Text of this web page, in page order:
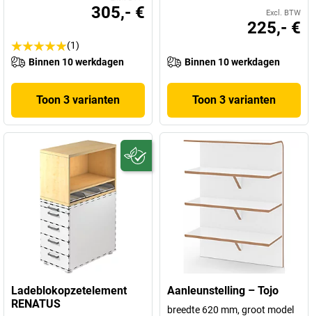
305,- €
(1)
Binnen 10 werkdagen
Toon 3 varianten
Excl. BTW
225,- €
Binnen 10 werkdagen
Toon 3 varianten
Ladeblokopzetelement
RENATUS
Aanleunstelling – Tojo
breedte 620 mm, groot model